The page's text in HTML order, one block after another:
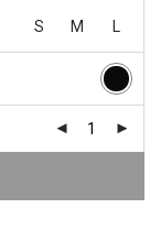
S M L